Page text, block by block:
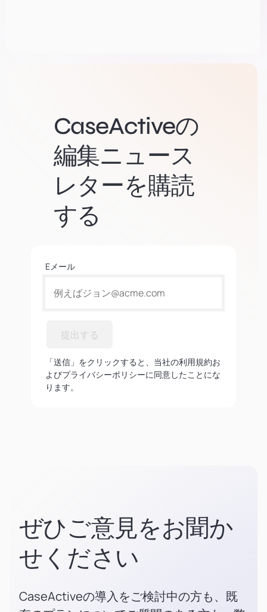
CaseActiveの
編集ニュース
レターを購読
する
Eメール
提出する
「送信」をクリックすると、当社の利用規約お
よびプライバシーポリシーに同意したことにな
ります。
ぜひご意見をお聞か
せください
CaseActiveの導入をご検討中の方も、既